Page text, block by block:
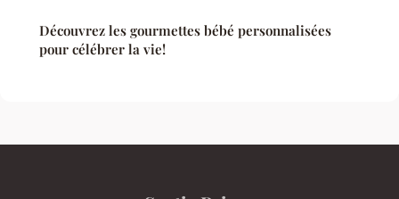
Découvrez les gourmettes bébé personnalisées
pour célébrer la vie!